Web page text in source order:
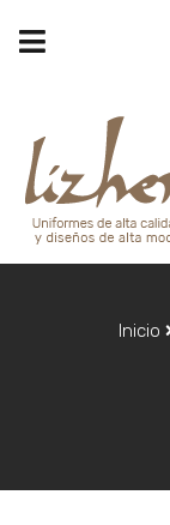
Inicio